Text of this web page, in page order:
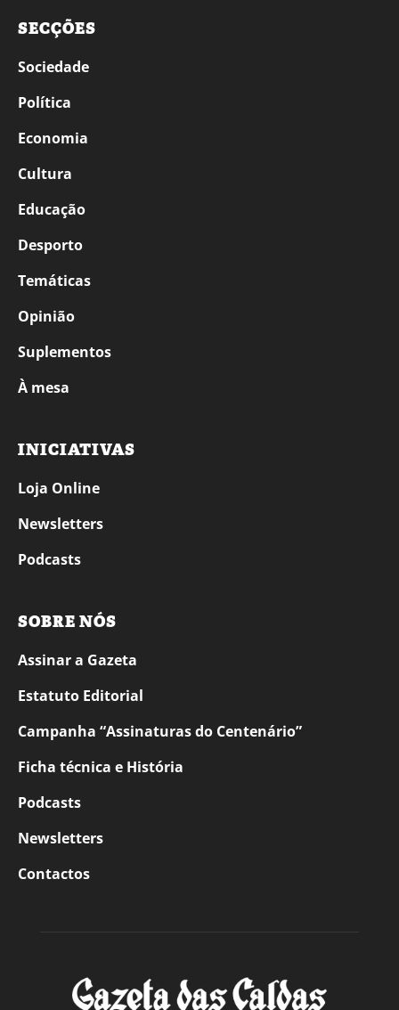
SECÇÕES
Sociedade
Política
Economia
Cultura
Educação
Desporto
Temáticas
Opinião
Suplementos
À mesa
INICIATIVAS
Loja Online
Newsletters
Podcasts
SOBRE NÓS
Assinar a Gazeta
Estatuto Editorial
Campanha “Assinaturas do Centenário”
Ficha técnica e História
Podcasts
Newsletters
Contactos